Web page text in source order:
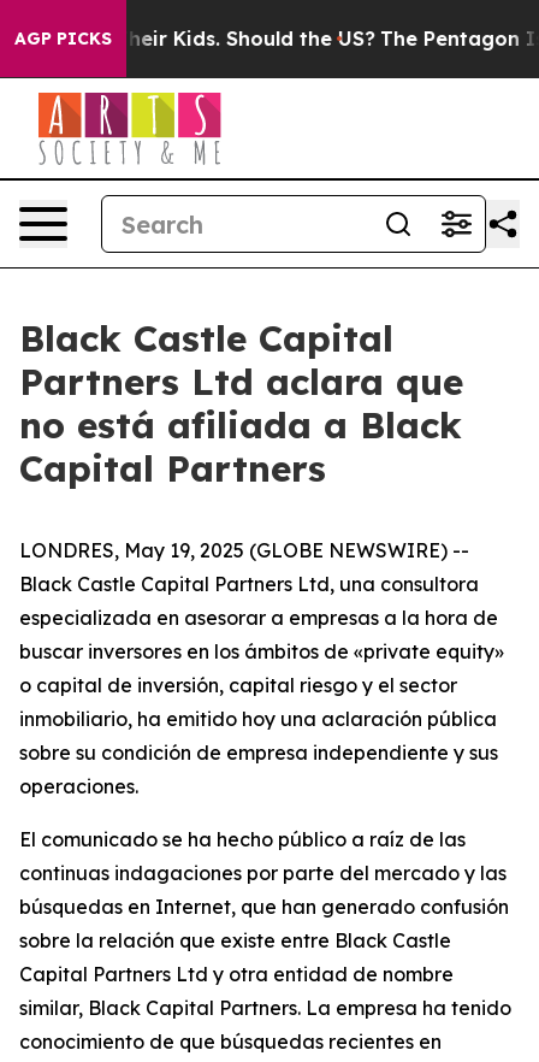
AGP PICKS
for Their Kids. Should the US? The Pentagon Is
Black Castle Capital
Partners Ltd aclara que
no está afiliada a Black
Capital Partners
LONDRES, May 19, 2025 (GLOBE NEWSWIRE) --
Black Castle Capital Partners Ltd, una consultora
especializada en asesorar a empresas a la hora de
buscar inversores en los ámbitos de «private equity»
o capital de inversión, capital riesgo y el sector
inmobiliario, ha emitido hoy una aclaración pública
sobre su condición de empresa independiente y sus
operaciones.
El comunicado se ha hecho público a raíz de las
continuas indagaciones por parte del mercado y las
búsquedas en Internet, que han generado confusión
sobre la relación que existe entre Black Castle
Capital Partners Ltd y otra entidad de nombre
similar, Black Capital Partners. La empresa ha tenido
conocimiento de que búsquedas recientes en